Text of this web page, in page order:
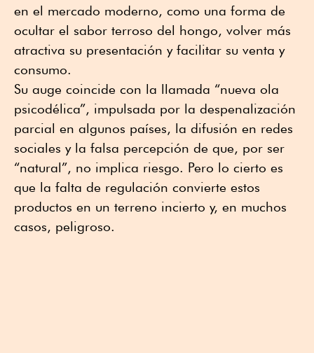
en el mercado moderno, como una forma de
ocultar el sabor terroso del hongo, volver más
atractiva su presentación y facilitar su venta y
consumo.
Su auge coincide con la llamada “nueva ola
psicodélica”, impulsada por la despenalización
parcial en algunos países, la difusión en redes
sociales y la falsa percepción de que, por ser
“natural”, no implica riesgo. Pero lo cierto es
que la falta de regulación convierte estos
productos en un terreno incierto y, en muchos
casos, peligroso.